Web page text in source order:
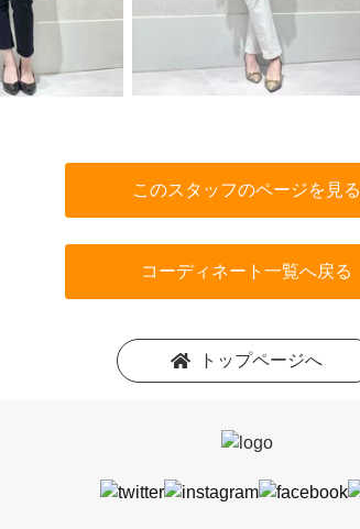
このスタッフのページを見る
コーディネート一覧へ戻る
トップページへ